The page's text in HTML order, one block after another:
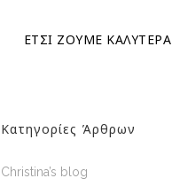
ΕΤΣΙ ΖΟΥΜΕ ΚΑΛΥΤΕΡΑ
Κατηγορίες Άρθρων
Christina’s blog